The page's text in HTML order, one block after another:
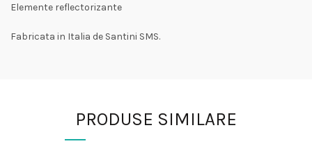
Elemente reflectorizante
Fabricata in Italia de Santini SMS.
PRODUSE SIMILARE